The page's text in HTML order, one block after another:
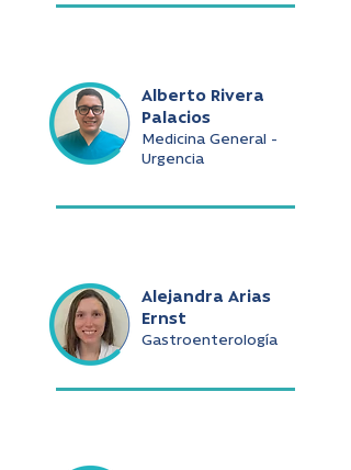
Alberto Rivera
Palacios
Medicina General -
Urgencia
Alejandra Arias
Ernst
Gastroenterología